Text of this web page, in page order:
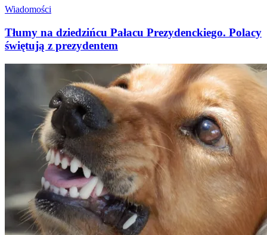
Wiadomości
Tłumy na dziedzińcu Pałacu Prezydenckiego. Polacy
świętują z prezydentem